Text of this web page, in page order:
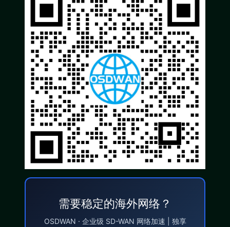
需要稳定的海外网络？
OSDWAN · 企业级 SD-WAN 网络加速 | 独享